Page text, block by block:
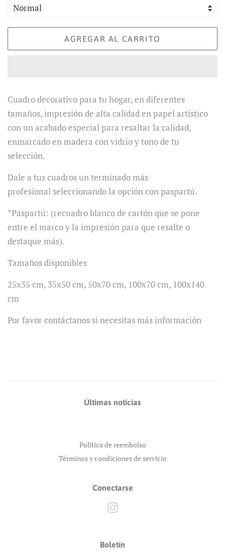
AGREGAR AL CARRITO
Cuadro decorativo para tu hogar, en diferentes
tamaños, impresión de alta calidad en papel artístico
con un acabado especial para resaltar la calidad,
enmarcado en madera con vidrio y tono de tu
selección.
Dale a tus cuadros un terminado más
profesional seleccionando la opción con paspartú.
*Paspartú: (recuadro blanco de cartón que se pone
entre el marco y la impresión para que resalte o
destaque más).
Tamaños disponibles
25x35 cm, 35x50 cm, 50x70 cm, 100x70 cm, 100x140
cm
Por favor contáctanos si necesitas más información
Últimas noticias
Política de reembolso
Términos y condiciones de servicio
Conectarse
Boletín